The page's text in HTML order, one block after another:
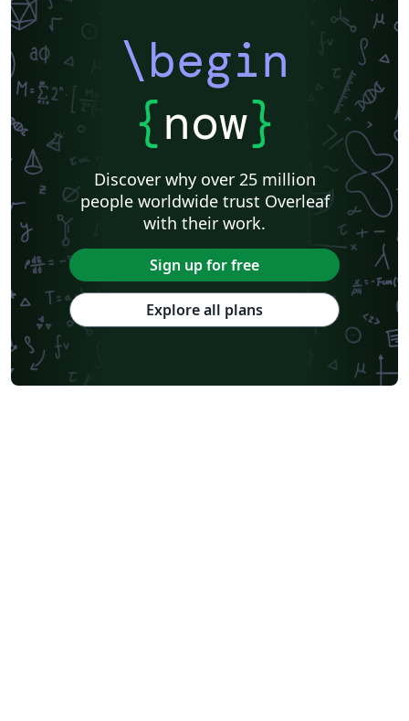
\begin
{now}
Discover why over 25 million
people worldwide trust Overleaf
with their work.
Sign up for free
Explore all plans